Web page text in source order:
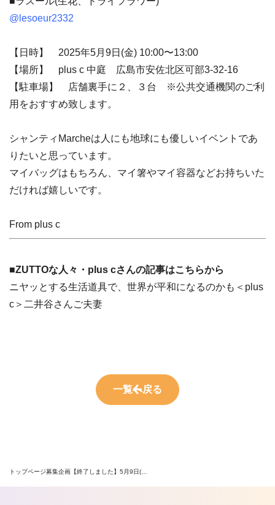
@lesoeur2332
【日時】 2025年5月9日(金) 10:00〜13:00
【場所】 plus c 中庭 広島市安佐北区可部3-32-16
【駐車場】 店舗裏手に２、３台 ※公共交通機関のご利
用をおすすめ致します。
シャンティMarcheは人にも地球にも優しいイベントであ
りたいと思っています。
マイバッグはもちろん、マイ箸やマイ容器などお持ちいた
だければ嬉しいです。
From plus c
■ZUTTOな人々・plus cさんの記事はこちらから
ニヤッとする生活道具で、世界が平和になるのかも＜plus
c＞二井谷さんご夫妻
一覧へ戻る
トップページ募集企画 【終了しました】5月9日(…